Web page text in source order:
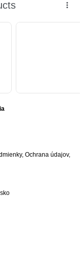
, Ochrana údajov,